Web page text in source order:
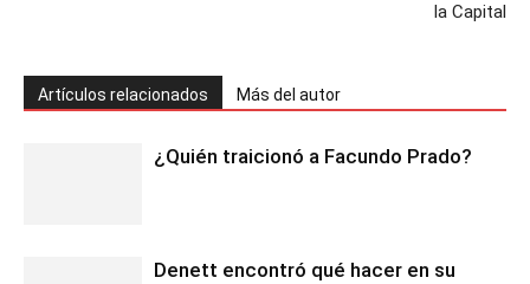
la Capital
Artículos relacionados Más del autor
¿Quién traicionó a Facundo Prado?
Denett encontró qué hacer en su